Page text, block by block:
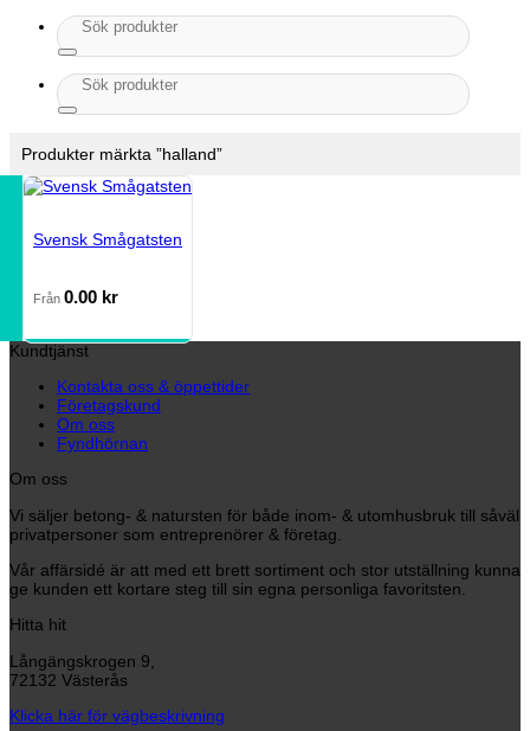
Sök
efter:
Sök
efter:
Produkter märkta ”halland”
Svensk Smågatsten
Från 0.00 kr
Kundtjänst
Kontakta oss & öppettider
Företagskund
Om oss
Fyndhörnan
Om oss
Vi säljer betong- & natursten för både inom- & utomhusbruk till såväl
privatpersoner som entreprenörer & företag.
Vår affärsidé är att med ett brett sortiment och stor utställning kunna
ge kunden ett kortare steg till sin egna personliga favoritsten.
Hitta hit
Långängskrogen 9,
72132 Västerås
Klicka här för vägbeskrivning